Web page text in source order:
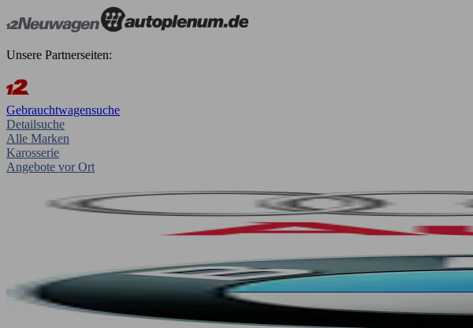
Unsere Partnerseiten:
Gebrauchtwagensuche
Detailsuche
Alle Marken
Karosserie
Angebote vor Ort